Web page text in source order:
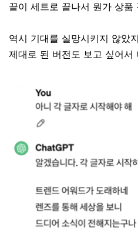
끝이 세트로 끝나서 뭔가 상품
역시 기대를 실망시키지 않았
제대로 된 버전도 보고 싶어서